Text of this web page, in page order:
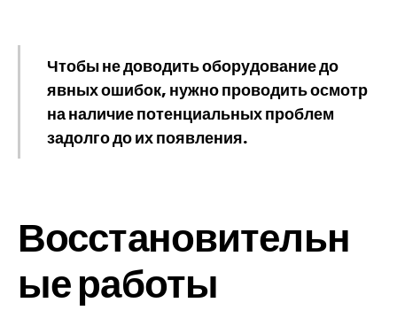
Чтобы не доводить оборудование до
явных ошибок, нужно проводить осмотр
на наличие потенциальных проблем
задолго до их появления.
Восстановительн
ые работы